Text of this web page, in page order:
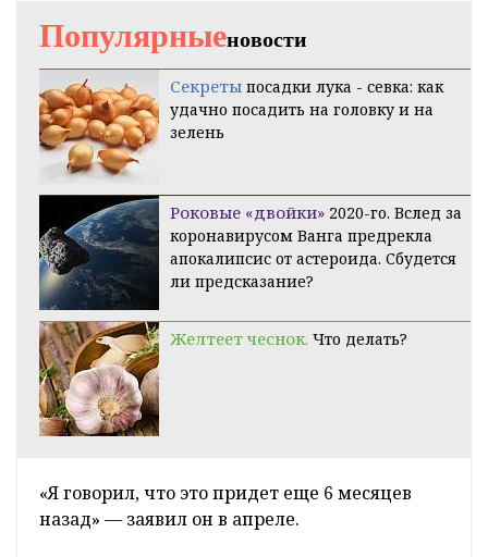
Популярныеновости
Секреты посадки лука - севка: как
удачно посадить на головку и на
зелень
Роковые «двойки» 2020-го. Вслед за
коронавирусом Ванга предрекла
апокалипсис от астероида. Сбудется
ли предсказание?
Желтеет чеснок. Что делать?
«Я говорил, что это придет еще 6 месяцев
назад» — заявил он в апреле.